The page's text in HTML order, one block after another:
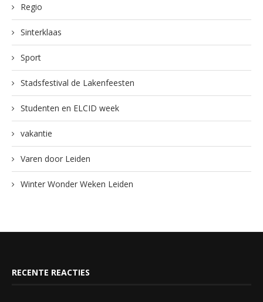
Regio
Sinterklaas
Sport
Stadsfestival de Lakenfeesten
Studenten en ELCID week
vakantie
Varen door Leiden
Winter Wonder Weken Leiden
RECENTE REACTIES